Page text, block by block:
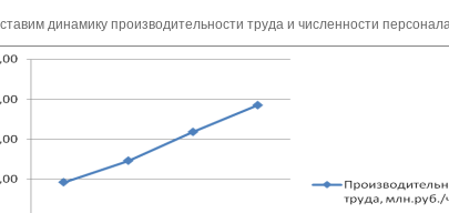
динамику производительности труда и численности